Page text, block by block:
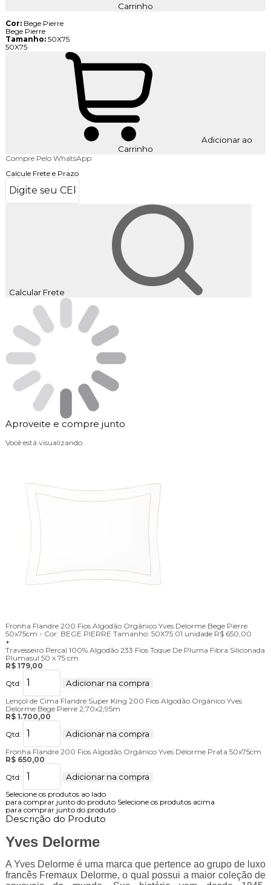
Carrinho
Cor: Bege Pierre
Bege Pierre
Tamanho: 50X75
50X75
Adicionar ao
Carrinho
Compre Pelo WhatsApp
Calcule Frete e Prazo
Calcular Frete
Aproveite e compre junto
Você está visualizando
Fronha Flandre 200 Fios Algodão Orgânico Yves Delorme Bege Pierre
50x75cm - Cor: BEGE PIERRE Tamanho: 50X75 01 unidade R$ 650,00
+
Travesseiro Percal 100% Algodão 233 Fios Toque De Pluma Fibra Siliconada
Plumasul 50 x 75 cm
R$ 179,00
Qtd:
Adicionar na compra
Lençol de Cima Flandre Super King 200 Fios Algodão Orgânico Yves
Delorme Bege Pierre 2,70x2,95m
R$ 1.700,00
Qtd:
Adicionar na compra
Fronha Flandre 200 Fios Algodão Orgânico Yves Delorme Prata 50x75cm
R$ 650,00
Qtd:
Adicionar na compra
Selecione os produtos ao lado
para comprar junto do produto Selecione os produtos acima
para comprar junto do produto
Descrição do Produto
Yves Delorme
A Yves Delorme é uma marca que pertence ao grupo de luxo
francês Fremaux Delorme, o qual possui a maior coleção de